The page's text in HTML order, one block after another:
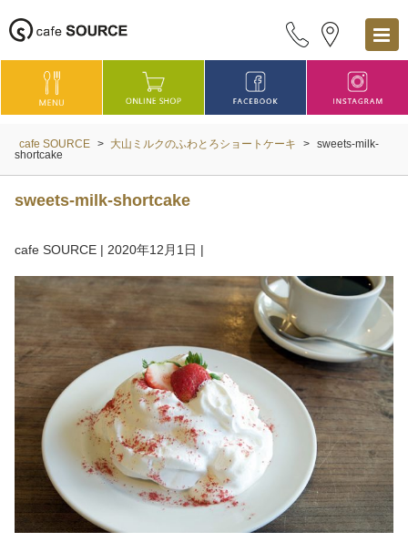
cafe SOURCE > 大山ミルクのふわとろショートケーキ > sweets-milk-
shortcake
sweets-milk-shortcake
cafe SOURCE | 2020年12月1日 |